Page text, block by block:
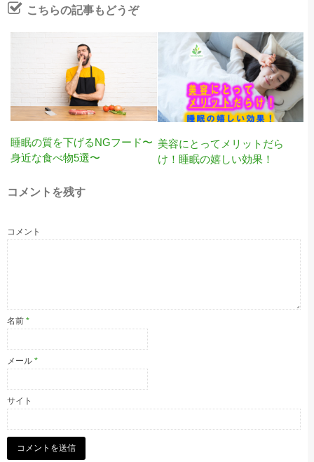
こちらの記事もどうぞ
睡眠の質を下げるNGフード〜
身近な食べ物5選〜
美容にとってメリットだら
け！睡眠の嬉しい効果！
コメントを残す
コメント
名前 *
メール *
サイト